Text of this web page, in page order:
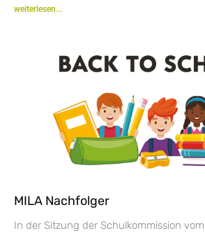
weiterlesen...
MILA Nachfolger
In der Sitzung der Schulkommission